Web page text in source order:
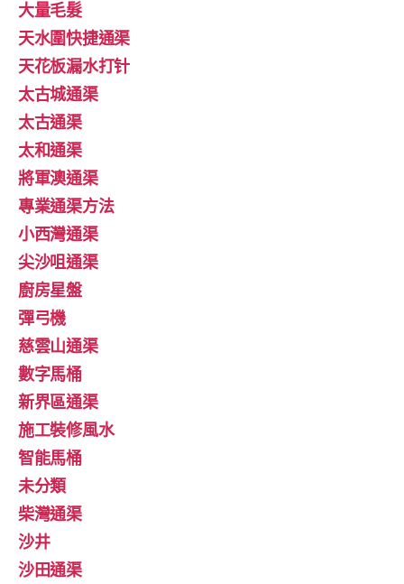
大量毛髮
天水圍快捷通渠
天花板漏水打针
太古城通渠
太古通渠
太和通渠
將軍澳通渠
專業通渠方法
小西灣通渠
尖沙咀通渠
廚房星盤
彈弓機
慈雲山通渠
數字馬桶
新界區通渠
施工裝修風水
智能馬桶
未分類
柴灣通渠
沙井
沙田通渠